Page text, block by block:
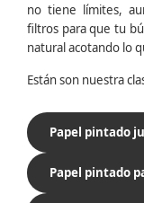
no tiene límites,
filtros para que tu
natural acotando lo
Están son nuestra
Papel pintado
Papel pintado